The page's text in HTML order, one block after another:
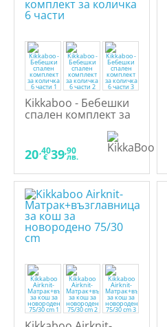
Kikkaboo - Бебешки
спален комплект за
20,40
€ 39,90
лв.